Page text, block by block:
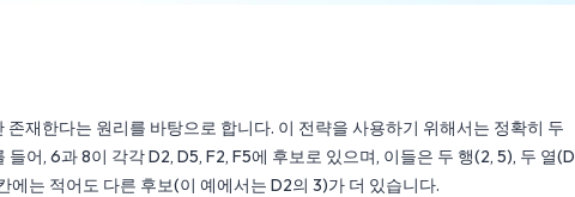
재한다는 원리를 바탕으로 합니다. 이 전략을 사용하기 위해서는 정확히 두
어, 6과 8이 각각 D2, D5, F2, F5에 후보로 있으며, 이들은 두 행(2, 5), 두 열
는 적어도 다른 후보(이 예에서는 D2의 3)가 더 있습니다.